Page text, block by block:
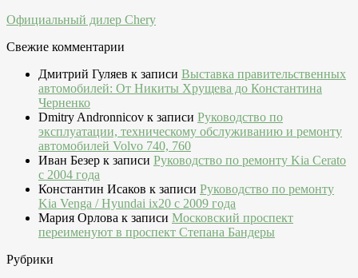
Официальный дилер Chery
Свежие комментарии
Дмитрий Гуляев к записи Выставка правительственных
автомобилей: От Никиты Хрущева до Константина
Черненко
Dmitry Andronnicov к записи Руководство по
эксплуатации, техническому обслуживанию и ремонту
автомобилей Volvo 740, 760
Иван Безер к записи Руководство по ремонту Kia Cerato
c 2004 года
Константин Исаков к записи Руководство по ремонту
Kia Venga / Hyundai ix20 c 2009 года
Мария Орлова к записи Московский проспект
переименуют в проспект Степана Бандеры
Рубрики